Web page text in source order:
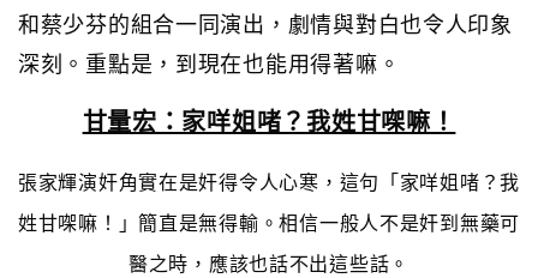
和蔡少芬的組合一同演出，劇情與對白也令人印象
深刻。重點是，到現在也能用得著嘛。
甘量宏：家咩姐啫？我姓甘㗎嘛！
張家輝演奸角實在是奸得令人心寒，這句「家咩姐啫？我
姓甘㗎嘛！」簡直是無得輸。相信一般人不是奸到無藥可
醫之時，應該也話不出這些話。